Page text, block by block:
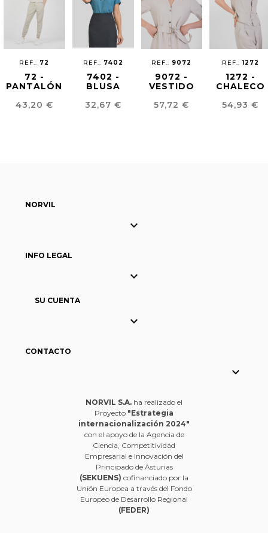
REF.: 72
72 -
PANTALÓN
FLUÍDO
Precio
43,20 €
REF.: 7402
7402 -
BLUSA
NUDO
Precio
32,67 €
REF.: 9072
9072 -
VESTIDO
EFECTO
Precio
57,72 €
REF.:1272
1272 -
CHALECO
EFECTO
Precio
54,93 €
NORVIL

INFO LEGAL

SU CUENTA

CONTACTO

NORVIL S.A. ha realizado el
Proyecto "Estrategia
internacionalización 2024"
con el apoyo de la Agencia de
Ciencia, Competitividad
Empresarial e Innovación del
Principado de Asturias
(SEKUENS) cofinanciado por la
Unión Europea a través del Fondo
Europeo de Desarrollo Regional
(FEDER)